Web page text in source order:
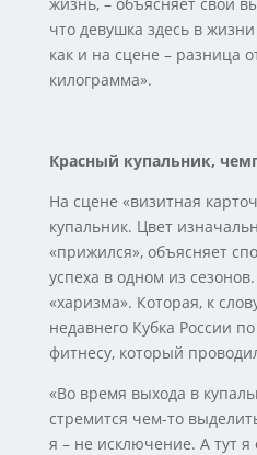
что девушка здесь в
как и на сцене – разница
килограмма».
Красный купальник,
На сцене «визитная
купальник. Цвет
«прижился», объясняет
успеха в одном из
«харизма». Которая, к
недавнего Кубка России
фитнесу, который
«Во время выхода в
стремится чем-то
я – не исключение. А тут